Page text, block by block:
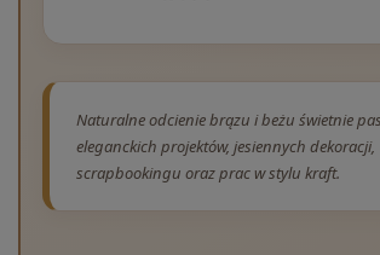
Naturalne odcienie brązu i beżu świetnie
eleganckich projektów, jesiennych dekoracji,
scrapbookingu oraz prac w stylu kraft.